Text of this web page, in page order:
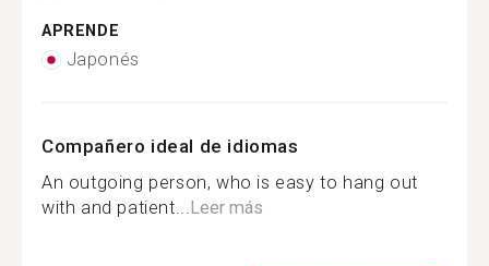
APRENDE
Japonés
Compañero ideal de idiomas
An outgoing person, who is easy to hang out
with and patient...Leer más